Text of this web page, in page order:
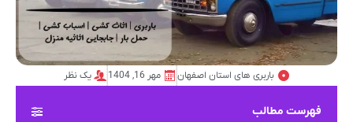
باربری های استان اصفهان مهر 16, 1404 یک نظر
فهرست مطالب